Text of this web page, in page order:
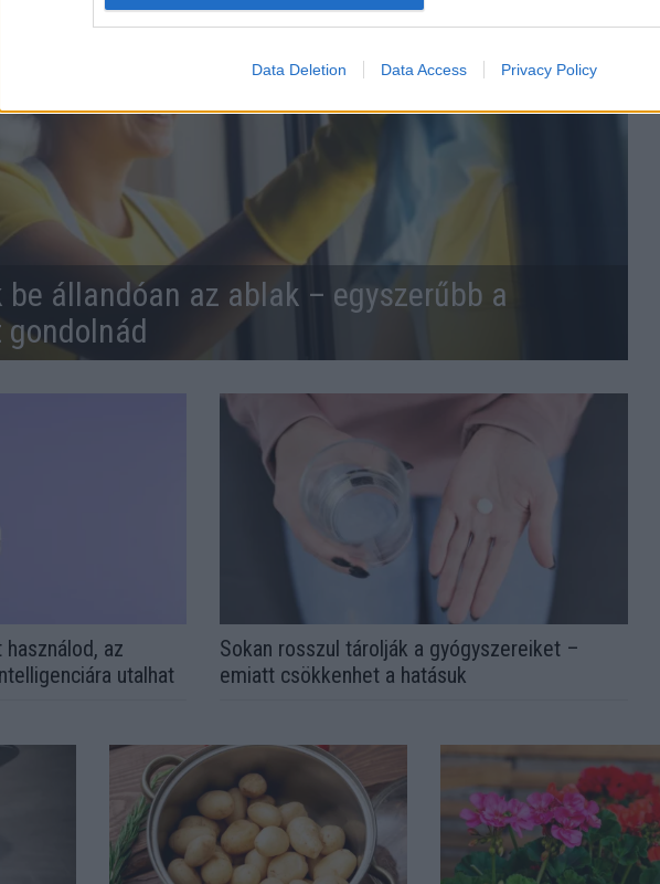
Data Deletion Data Access Privacy Policy
be állandóan az ablak – egyszerűbb a
az
utalhat
Sokan rosszul tárolják a gyógyszereiket –
emiatt csökkenhet a hatásuk